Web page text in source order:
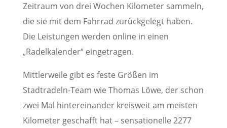
Zeitraum von drei Wochen Kilometer sammeln,
die sie mit dem Fahrrad zurückgelegt haben.
Die Leistungen werden online in einen
„Radelkalender“ eingetragen.
Mittlerweile gibt es feste Größen im
Stadtradeln-Team wie Thomas Löwe, der schon
zwei Mal hintereinander kreisweit am meisten
Kilometer geschafft hat – sensationelle 2277